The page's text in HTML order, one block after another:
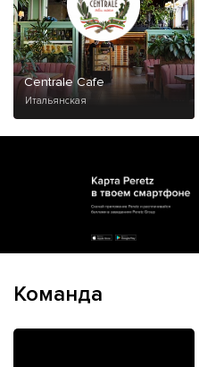
Centrale Cafe
Итальянская
Команда